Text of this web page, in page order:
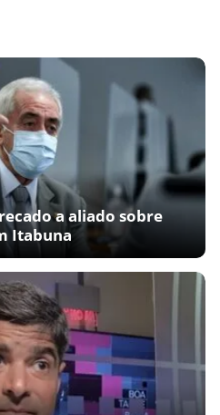
a aliado sobre
Itabuna